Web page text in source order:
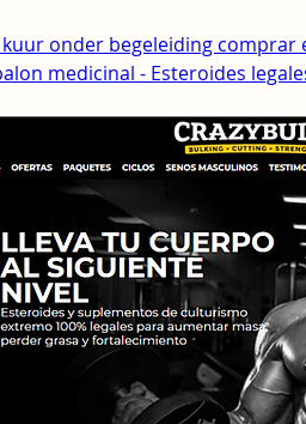
onder begeleiding comprar
medicinal - Esteroides